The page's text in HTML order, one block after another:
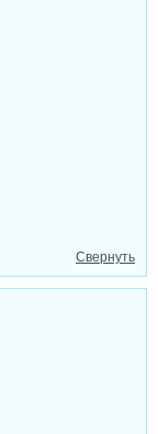
Свернуть